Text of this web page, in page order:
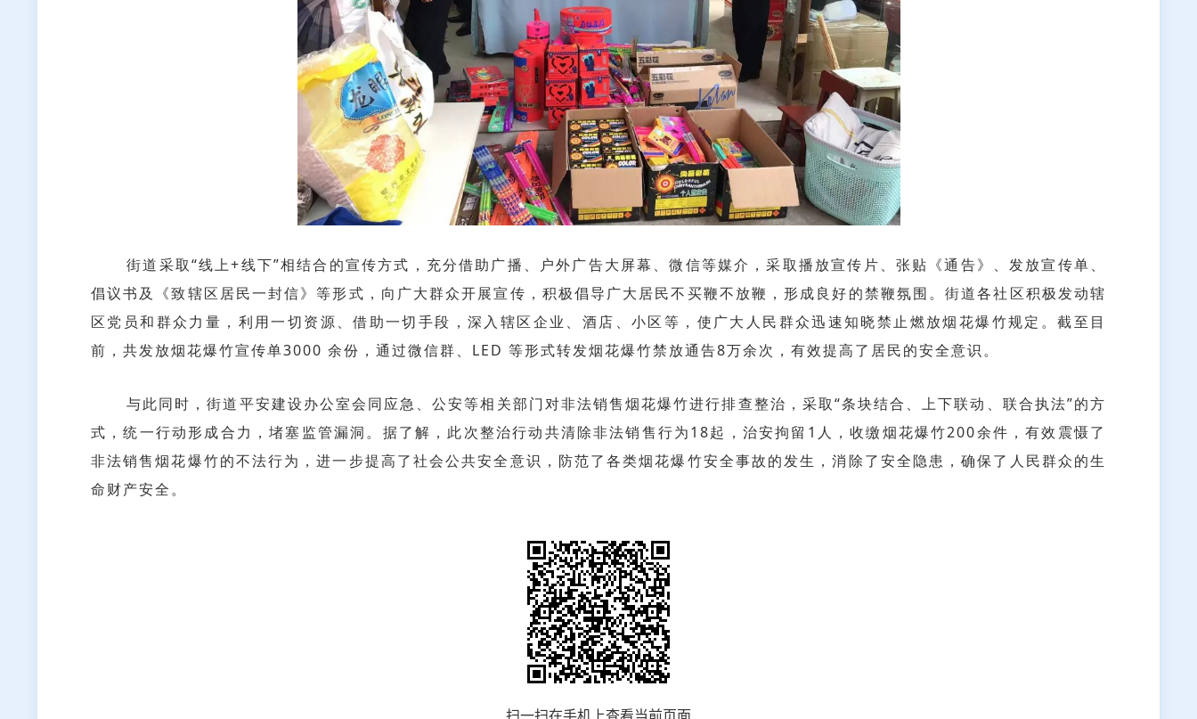
街道采取“线上+线下”相结合的宣传方式，充分借助广播、户外广告大屏幕、微信等媒介，采取播放宣传片、张贴《通告》、发放宣传单、
倡议书及《致辖区居民一封信》等形式，向广大群众开展宣传，积极倡导广大居民不买鞭不放鞭，形成良好的禁鞭氛围。街道各社区积极发动辖
区党员和群众力量，利用一切资源、借助一切手段，深入辖区企业、酒店、小区等，使广大人民群众迅速知晓禁止燃放烟花爆竹规定。截至目
前，共发放烟花爆竹宣传单3000 余份，通过微信群、LED 等形式转发烟花爆竹禁放通告8万余次，有效提高了居民的安全意识。
与此同时，街道平安建设办公室会同应急、公安等相关部门对非法销售烟花爆竹进行排查整治，采取“条块结合、上下联动、联合执法”的方
式，统一行动形成合力，堵塞监管漏洞。据了解，此次整治行动共清除非法销售行为18起，治安拘留1人，收缴烟花爆竹200余件，有效震慑了
非法销售烟花爆竹的不法行为，进一步提高了社会公共安全意识，防范了各类烟花爆竹安全事故的发生，消除了安全隐患，确保了人民群众的生
命财产安全。